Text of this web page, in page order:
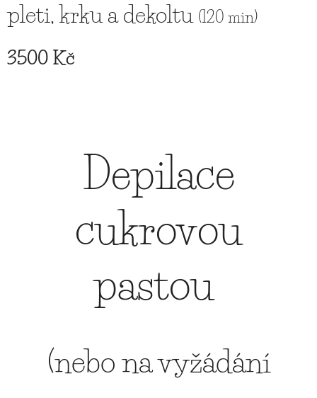
pleti, krku a dekoltu (120 min)
3500 Kč
Depilace
cukrovou
pastou
(nebo na vyžádání